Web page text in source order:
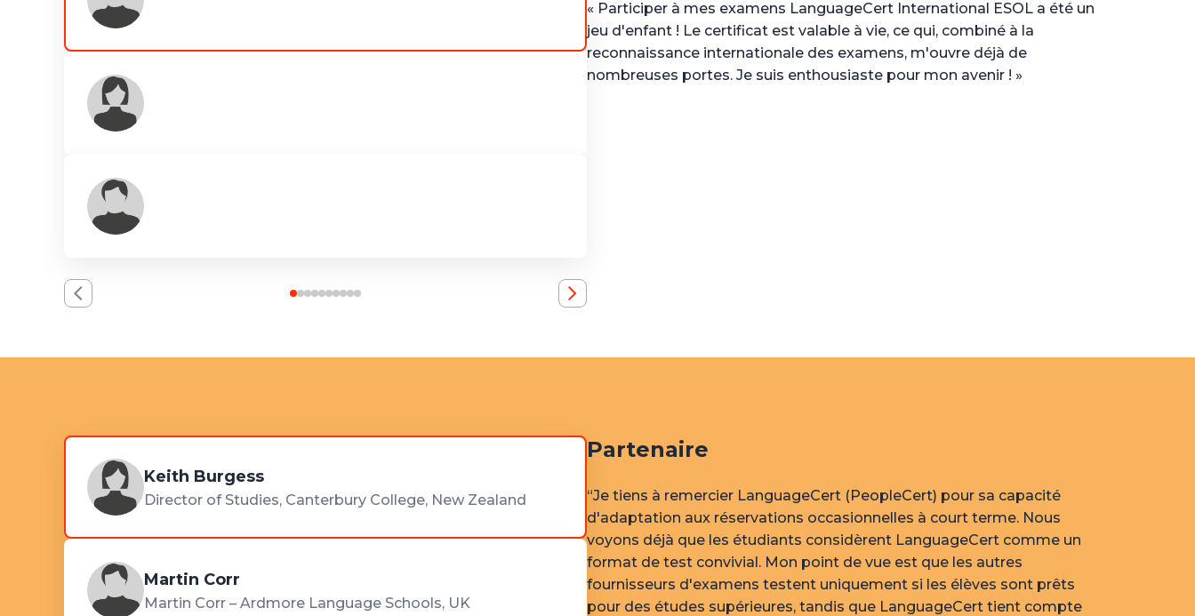
« Participer à mes examens LanguageCert International ESOL a été un
jeu d'enfant ! Le certificat est valable à vie, ce qui, combiné à la
reconnaissance internationale des examens, m'ouvre déjà de
nombreuses portes. Je suis enthousiaste pour mon avenir ! »
Keith Burgess
Director of Studies, Canterbury College, New Zealand
Martin Corr
Martin Corr – Ardmore Language Schools, UK
Partenaire
“Je tiens à remercier LanguageCert (PeopleCert) pour sa capacité
d'adaptation aux réservations occasionnelles à court terme. Nous
voyons déjà que les étudiants considèrent LanguageCert comme un
format de test convivial. Mon point de vue est que les autres
fournisseurs d'examens testent uniquement si les élèves sont prêts
pour des études supérieures, tandis que LanguageCert tient compte